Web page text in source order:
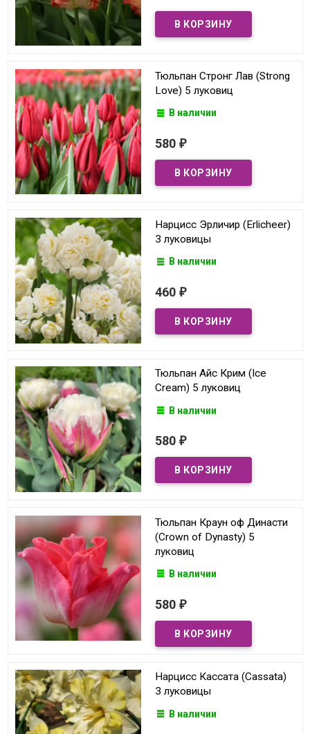
Тюльпан Стронг Лав (Strong
Love) 5 луковиц
В наличии
580 ₽
Нарцисс Эрличир (Erlicheer)
3 луковицы
В наличии
460 ₽
Тюльпан Айс Крим (Ice
Cream) 5 луковиц
В наличии
580 ₽
Тюльпан Краун оф Династи
(Crown of Dynasty) 5
луковиц
В наличии
580 ₽
Нарцисс Кассата (Cassata)
3 луковицы
В наличии